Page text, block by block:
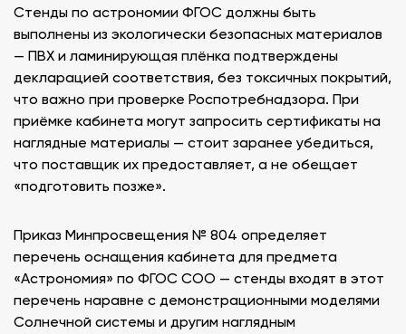
Стенды по астрономии ФГОС должны быть
выполнены из экологически безопасных материалов
— ПВХ и ламинирующая плёнка подтверждены
декларацией соответствия, без токсичных покрытий,
что важно при проверке Роспотребнадзора. При
приёмке кабинета могут запросить сертификаты на
наглядные материалы — стоит заранее убедиться,
что поставщик их предоставляет, а не обещает
«подготовить позже».
Приказ Минпросвещения № 804 определяет
перечень оснащения кабинета для предмета
«Астрономия» по ФГОС СОО — стенды входят в этот
перечень наравне с демонстрационными моделями
Солнечной системы и другим наглядным